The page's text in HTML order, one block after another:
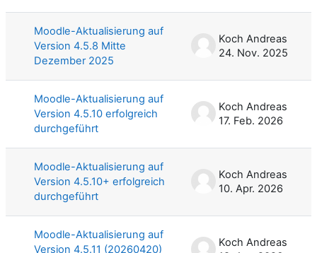
Moodle-Aktualisierung auf
Version 4.5.8 Mitte
Dezember 2025
Koch Andreas
24. Nov. 2025
Moodle-Aktualisierung auf
Version 4.5.10 erfolgreich
durchgeführt
Koch Andreas
17. Feb. 2026
Moodle-Aktualisierung auf
Version 4.5.10+ erfolgreich
durchgeführt
Koch Andreas
10. Apr. 2026
Moodle-Aktualisierung auf
Version 4.5.11 (20260420)
Koch Andreas